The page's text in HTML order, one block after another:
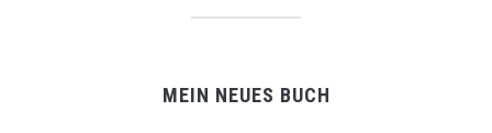
MEIN NEUES BUCH